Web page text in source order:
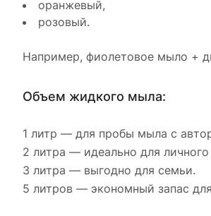
оранжевый,
розовый.
Например, фиолетовое мыло +
Объем жидкого мыла:
1 литр — для пробы мыла с
2 литра — идеально для личного
3 литра — выгодно для семьи.
5 литров — экономный запас